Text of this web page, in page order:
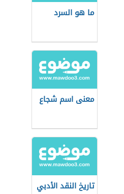
ما هو السرد
معنى اسم شجاع
تاريخ النقد الأدبي